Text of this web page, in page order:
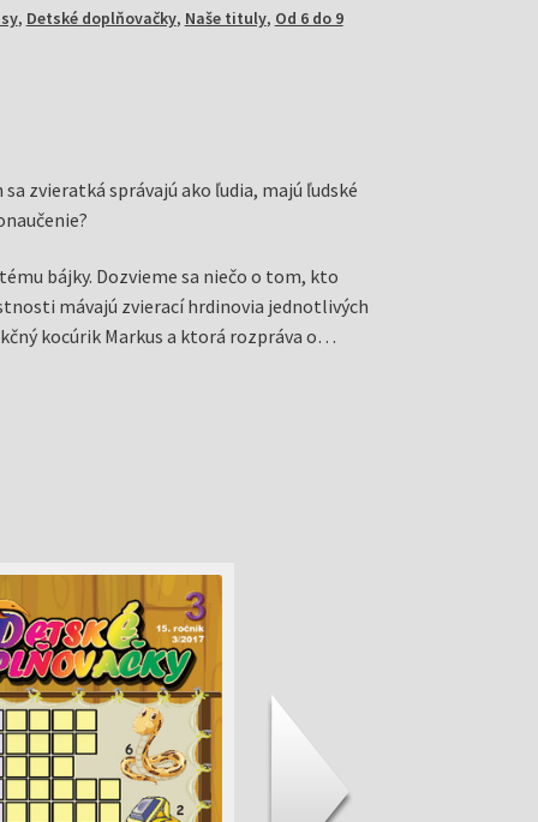
, Detské doplňovačky, Naše tituly, Od 6 do 9
zvieratká správajú ako ľudia, majú ľudské
bájky. Dozvieme sa niečo o tom, kto
mávajú zvierací hrdinovia jednotlivých
kocúrik Markus a ktorá rozpráva o…